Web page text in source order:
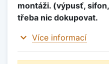
montáži. (výpusť,
třeba nic dokupovat.
expand_more Více informací